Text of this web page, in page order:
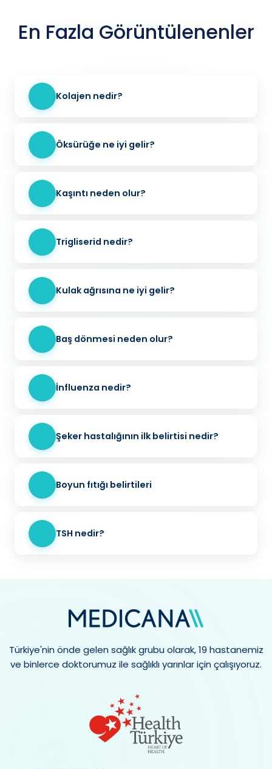
En Fazla Görüntülenenler
Kolajen nedir?
Öksürüğe ne iyi gelir?
Kaşıntı neden olur?
Trigliserid nedir?
Kulak ağrısına ne iyi gelir?
Baş dönmesi neden olur?
İnfluenza nedir?
Şeker hastalığının ilk belirtisi nedir?
Boyun fıtığı belirtileri
TSH nedir?
Türkiye'nin önde gelen sağlık grubu olarak, 19 hastanemiz
ve binlerce doktorumuz ile sağlıklı yarınlar için çalışıyoruz.